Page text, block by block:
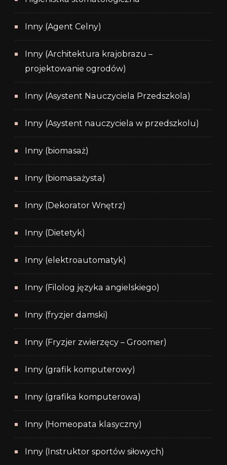
Inny (Agent Celny)
Inny (Architektura krajobrazu –
projektowanie ogrodów)
Inny (Asystent Nauczyciela Przedszkola)
Inny (Asystent nauczyciela w przedszkolu)
Inny (biomasaż)
Inny (biomasażysta)
Inny (Dekorator Wnętrz)
Inny (Dietetyk)
Inny (elektroautomatyk)
Inny (Filolog języka angielskiego)
Inny (fryzjer damski)
Inny (Fryzjer zwierzęcy – Groomer)
Inny (grafik komputerowy)
Inny (grafika komputerowa)
Inny (Homeopata klasyczny)
Inny (Instruktor sportów siłowych)